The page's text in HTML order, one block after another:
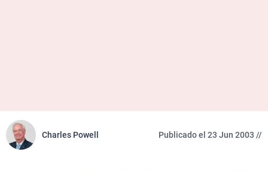
Charles Powell Publicado el 23 Jun 2003 //